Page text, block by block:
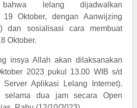
bahwa lelang dijadwalkan
19 Oktober, dengan Aanwijzing
dan sosialisasi cara membuat
Oktober.
insya Allah akan dilaksanakan
2023 pukul 13.00 WIB s/d
Aplikasi Lelang Internet).
selama dua jam secara Open